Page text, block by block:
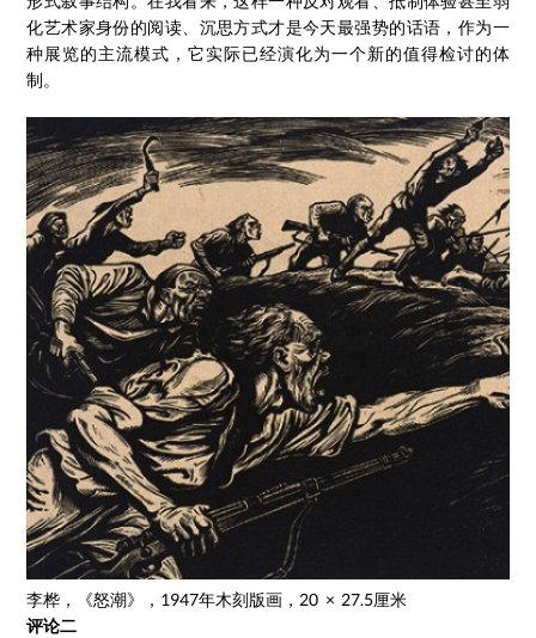
化艺术家身份的阅读、沉思方式才是今天最强势的话语，作为一
种展览的主流模式，它实际已经演化为一个新的值得检讨的体
制。
李桦，《怒潮》，1947年木刻版画，20 × 27.5厘米
评论二